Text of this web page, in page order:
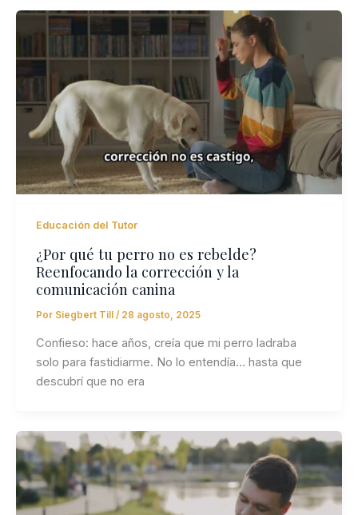
Educación del Tutor
¿Por qué tu perro no es rebelde?
Reenfocando la corrección y la
comunicación canina
Por Siegbert Till / 28 agosto, 2025
Confieso: hace años, creía que mi perro ladraba
solo para fastidiarme. No lo entendía… hasta que
descubrí que no era